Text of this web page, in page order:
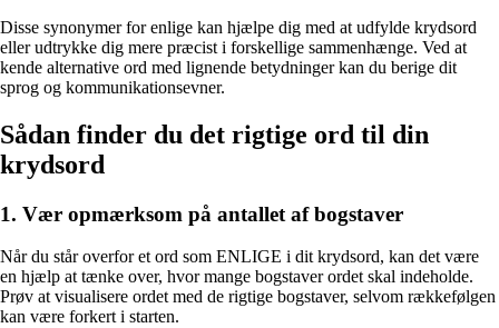
Disse synonymer for enlige kan hjælpe dig med at udfylde krydsord
eller udtrykke dig mere præcist i forskellige sammenhænge. Ved at
kende alternative ord med lignende betydninger kan du berige dit
sprog og kommunikationsevner.
Sådan finder du det rigtige ord til din
krydsord
1. Vær opmærksom på antallet af bogstaver
Når du står overfor et ord som ENLIGE i dit krydsord, kan det være
en hjælp at tænke over, hvor mange bogstaver ordet skal indeholde.
Prøv at visualisere ordet med de rigtige bogstaver, selvom rækkefølgen
kan være forkert i starten.